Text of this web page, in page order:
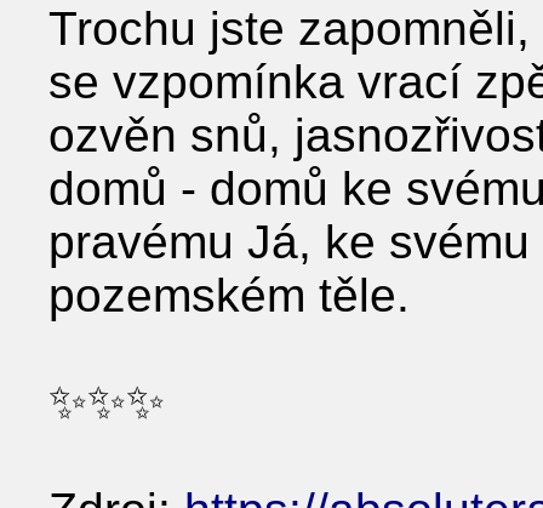
Trochu jste
se vzpomínka vrací
ozvěn snů,
domů - domů ke
pravému Já, ke
pozemském těle.
✨✨✨